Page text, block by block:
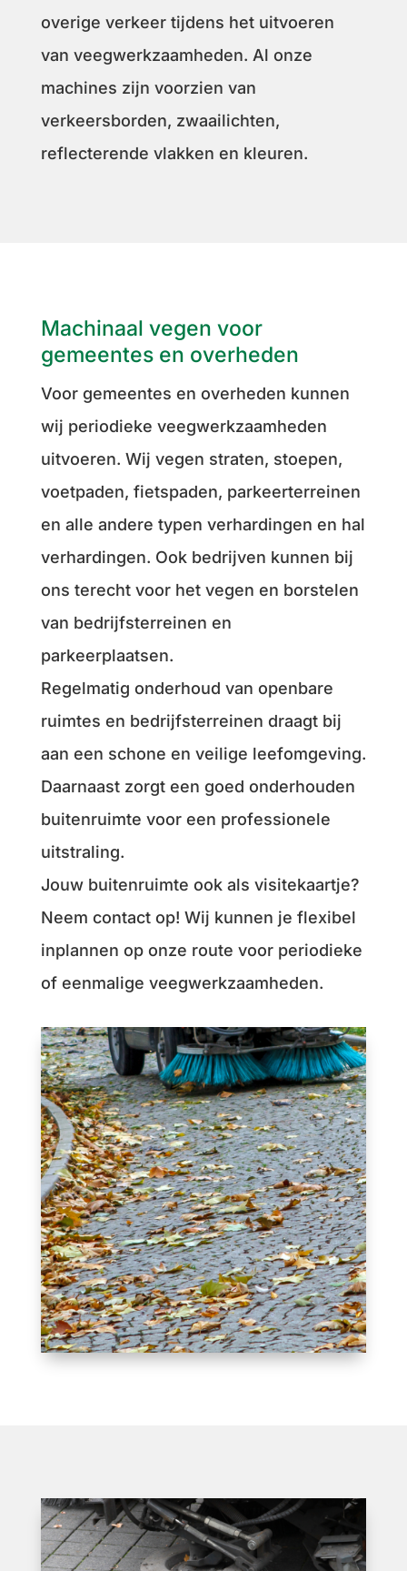
overige verkeer tijdens het uitvoeren
van veegwerkzaamheden. Al onze
machines zijn voorzien van
verkeersborden, zwaailichten,
reflecterende vlakken en kleuren.
Machinaal vegen voor
gemeentes en overheden
Voor gemeentes en overheden kunnen
wij periodieke veegwerkzaamheden
uitvoeren. Wij vegen straten, stoepen,
voetpaden, fietspaden, parkeerterreinen
en alle andere typen verhardingen en hal
verhardingen. Ook bedrijven kunnen bij
ons terecht voor het vegen en borstelen
van bedrijfsterreinen en
parkeerplaatsen.
Regelmatig onderhoud van openbare
ruimtes en bedrijfsterreinen draagt bij
aan een schone en veilige leefomgeving.
Daarnaast zorgt een goed onderhouden
buitenruimte voor een professionele
uitstraling.
Jouw buitenruimte ook als visitekaartje?
Neem contact op! Wij kunnen je flexibel
inplannen op onze route voor periodieke
of eenmalige veegwerkzaamheden.